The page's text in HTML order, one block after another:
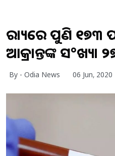
ରାଜ୍ୟରେ ପୁଣି ୧୭୩
ଆକ୍ରାନ୍ତଙ୍କ ସ°ଖ୍ୟା
By - Odia News 06 Jun, 2020